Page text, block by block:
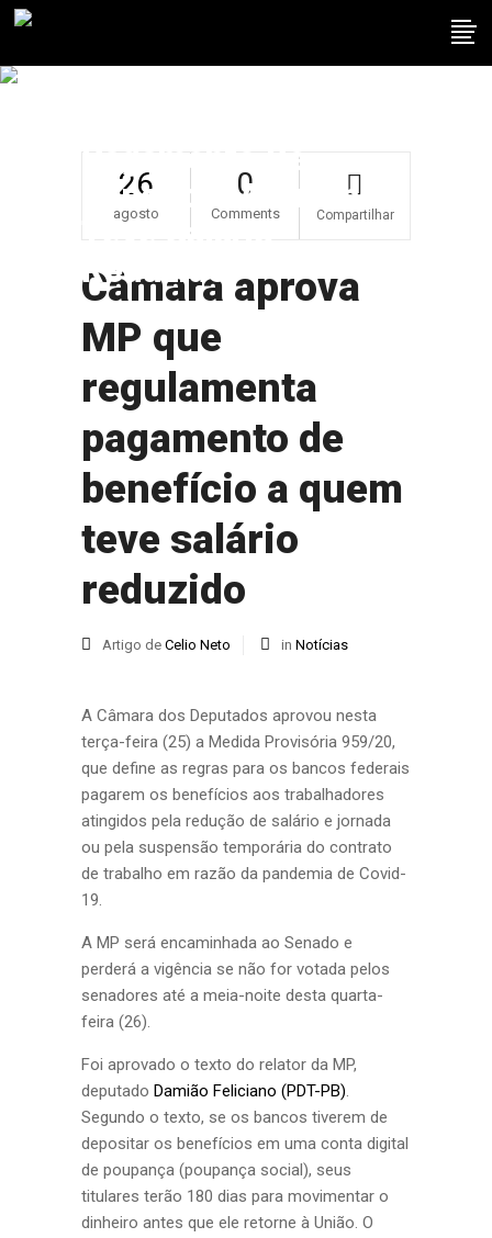
Pagamento De
Benefício A Quem
Teve Salário
Reduzido
26
agosto
0
Comments Compartilhar
Câmara aprova
MP que
regulamenta
pagamento de
benefício a quem
teve salário
reduzido
Artigo de Celio Neto in Notícias
A Câmara dos Deputados aprovou nesta
terça-feira (25) a Medida Provisória 959/20,
que define as regras para os bancos federais
pagarem os benefícios aos trabalhadores
atingidos pela redução de salário e jornada
ou pela suspensão temporária do contrato
de trabalho em razão da pandemia de Covid-
19.
A MP será encaminhada ao Senado e
perderá a vigência se não for votada pelos
senadores até a meia-noite desta quarta-
feira (26).
Foi aprovado o texto do relator da MP,
deputado Damião Feliciano (PDT-PB).
Segundo o texto, se os bancos tiverem de
depositar os benefícios em uma conta digital
de poupança (poupança social), seus
titulares terão 180 dias para movimentar o
dinheiro antes que ele retorne à União. O